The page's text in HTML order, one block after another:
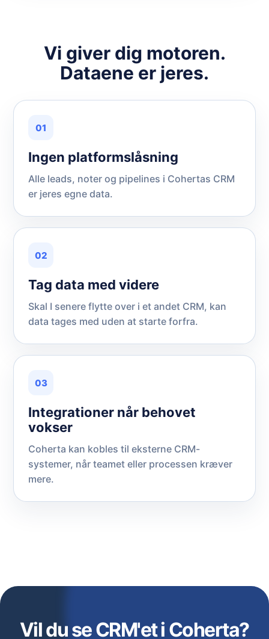
Vi giver dig motoren.
Dataene er jeres.
01
Ingen platformslåsning
Alle leads, noter og pipelines i Cohertas CRM
er jeres egne data.
02
Tag data med videre
Skal I senere flytte over i et andet CRM, kan
data tages med uden at starte forfra.
03
Integrationer når behovet
vokser
Coherta kan kobles til eksterne CRM-
systemer, når teamet eller processen kræver
mere.
Vil du se CRM'et i Coherta?